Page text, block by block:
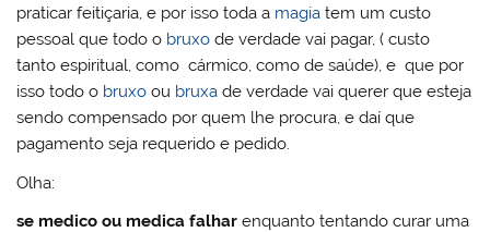
praticar feitiçaria, e por isso toda a magia tem um custo
pessoal que todo o bruxo de verdade vai pagar, ( custo
tanto espiritual, como cármico, como de saúde), e que por
isso todo o bruxo ou bruxa de verdade vai querer que esteja
sendo compensado por quem lhe procura, e daí que
pagamento seja requerido e pedido.
Olha:
se medico ou medicafalhar enquanto tentando curar uma